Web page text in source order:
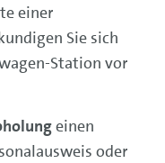
einer
Sie sich
Station vor
einen
oder